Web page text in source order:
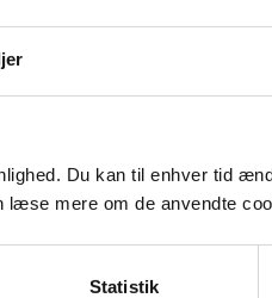
Du kan til enhver tid
mere om de anvendte
Statistik